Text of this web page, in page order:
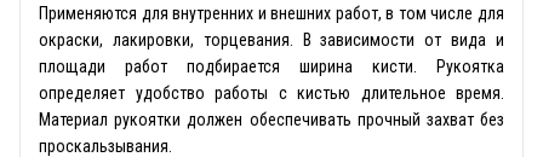
Применяются для внутренних и внешних работ, в том числе для
окраски, лакировки, торцевания. В зависимости от вида и
площади работ подбирается ширина кисти. Рукоятка
определяет удобство работы с кистью длительное время.
Материал рукоятки должен обеспечивать прочный захват без
проскальзывания.